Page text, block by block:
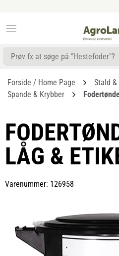
Forside / Home Page Stald &
Spande & Krybber
LÅG &
Varenummer: 126958